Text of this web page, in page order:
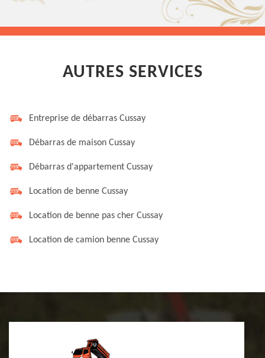
AUTRES SERVICES
Entreprise de débarras Cussay
Débarras de maison Cussay
Débarras d'appartement Cussay
Location de benne Cussay
Location de benne pas cher Cussay
Location de camion benne Cussay